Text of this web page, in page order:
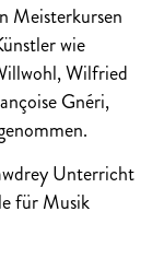
Meisterkursen
wie
Wilfried
Gnéri,
Unterricht
für Musik